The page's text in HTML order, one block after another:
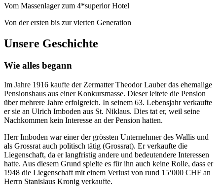
Vom Massenlager zum 4*superior Hotel
Von der ersten bis zur vierten Generation
Unsere Geschichte
Wie alles begann
Im Jahre 1916 kaufte der Zermatter Theodor Lauber das ehemalige
Pensionshaus aus einer Konkursmasse. Dieser leitete die Pension
über mehrere Jahre erfolgreich. In seinem 63. Lebensjahr verkaufte
er sie an Ulrich Imboden aus St. Niklaus. Dies tat er, weil seine
Nachkommen kein Interesse an der Pension hatten.
Herr Imboden war einer der grössten Unternehmer des Wallis und
als Grossrat auch politisch tätig (Grossrat). Er verkaufte die
Liegenschaft, da er langfristig andere und bedeutendere Interessen
hatte. Aus diesem Grund spielte es für ihn auch keine Rolle, dass er
1948 die Liegenschaft mit einem Verlust von rund 15‘000 CHF an
Herrn Stanislaus Kronig verkaufte.